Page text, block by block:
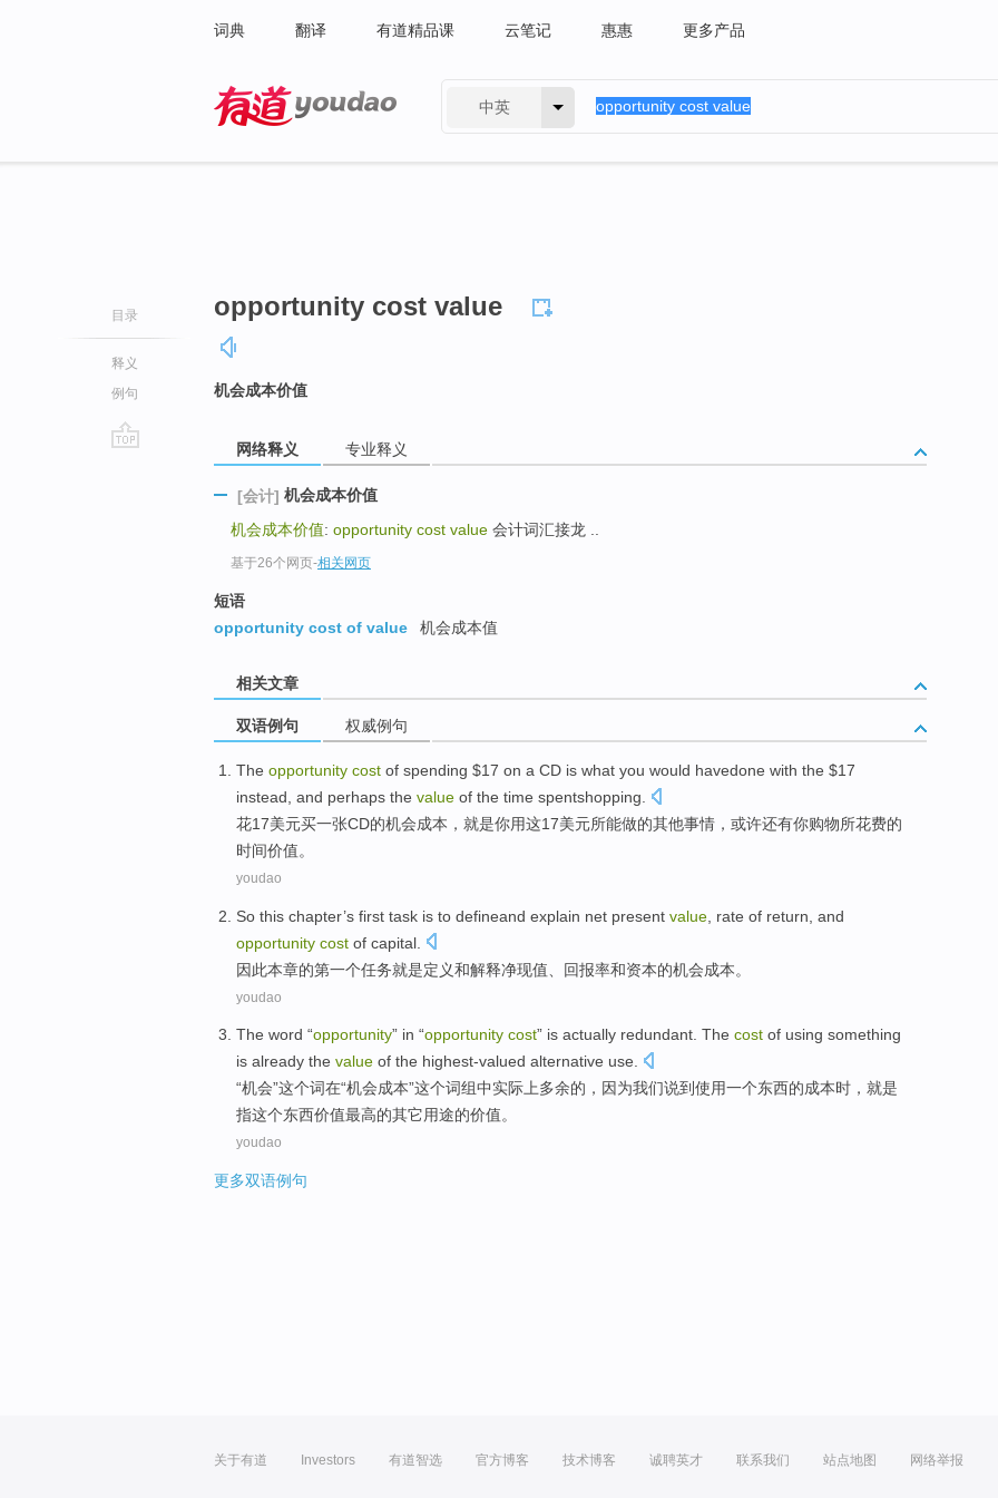
词典 翻译 有道精品课 云笔记 惠惠 更多产品
中英
目录
释义
例句
opportunity cost value
机会成本价值
网络释义 专业释义
[会计] 机会成本价值
机会成本价值: opportunity cost value 会计词汇接龙 ..
基于26个网页-相关网页
短语
opportunity cost of value
机会成本值
相关文章
双语例句 权威例句
The opportunity cost of spending $17 on a CD is what you would havedone with the $17
instead, and perhaps the value of the time spentshopping.
花17美元买一张CD的机会成本 ， 就是你用这17美元所能做的其他事情， 或许还有你购物所花费的
时间价值。
youdao
So this chapter’s first task is to defineand explain net present value rate of return, and
opportunity cost of capital
因此本章的第一个任务就是定义和解释净现值、 回报率和资本的机会成本。
youdao
The word “opportunity” in “opportunity cost” is actually redundant. The cost of using something
is already the value of the highest-valued alternative use.
“机会”这个词在“机会成本”这个词组中实际上多余的 ，因为我们说到使用一个东西的成本时， 就是
指这个东西价值最高的其它用途的价值。
youdao
更多双语例句
关于有道 Investors 有道智选 官方博客 技术博客 诚聘英才 联系我们 站点地图 网络举报